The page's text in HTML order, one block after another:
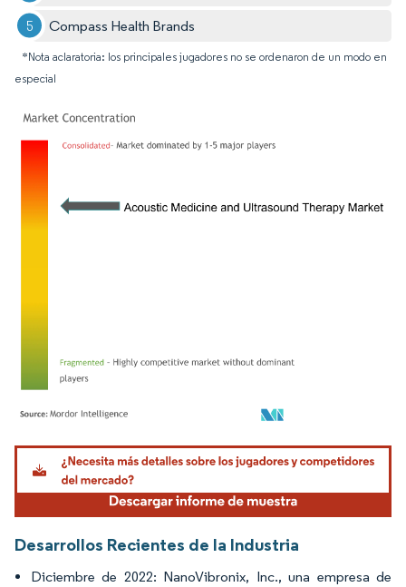
Compass Health Brands
*Nota aclaratoria: los principales jugadores no se ordenaron de un modo en
especial
Imagen © Mordor Intelligence. El uso requiere atribución según CC BY 4.0.
Desarrollos Recientes de la Industria
Diciembre de 2022: NanoVibronix, Inc., una empresa de